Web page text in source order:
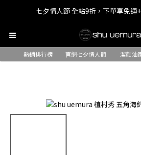
七夕情人節 全站9折，下單享免運
七夕情人節 全站9折，下單享免運
LINE最高回饋8%，滿$1,500限量贈
七夕情人節 全站9折，下單享免運
熱銷排行榜 官網七夕情人節 潔顏油